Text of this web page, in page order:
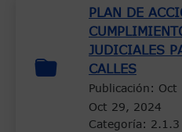
PLAN DE
JUDICIALES
CALLES
Publicación: Oct
Oct 29, 2024
Categoría: